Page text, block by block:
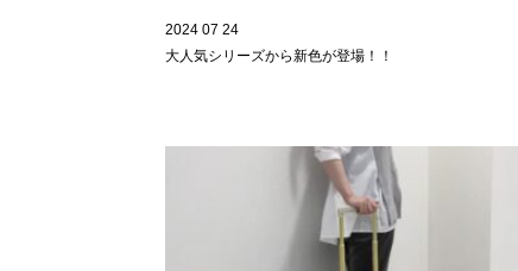
2024 07 24
大人気シリーズから新色が登場！！